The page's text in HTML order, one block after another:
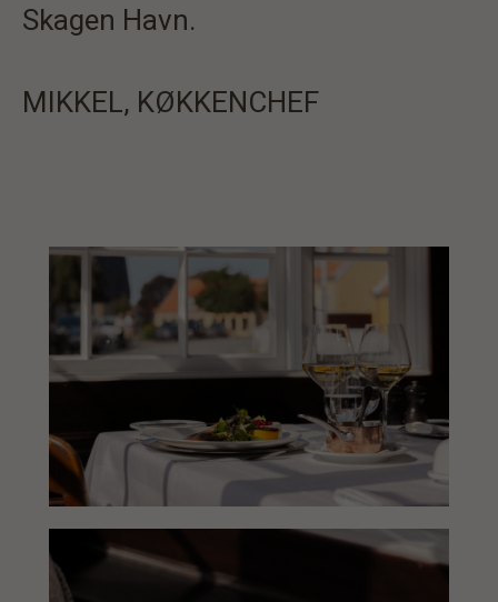
Skagen Havn.
MIKKEL, KØKKENCHEF